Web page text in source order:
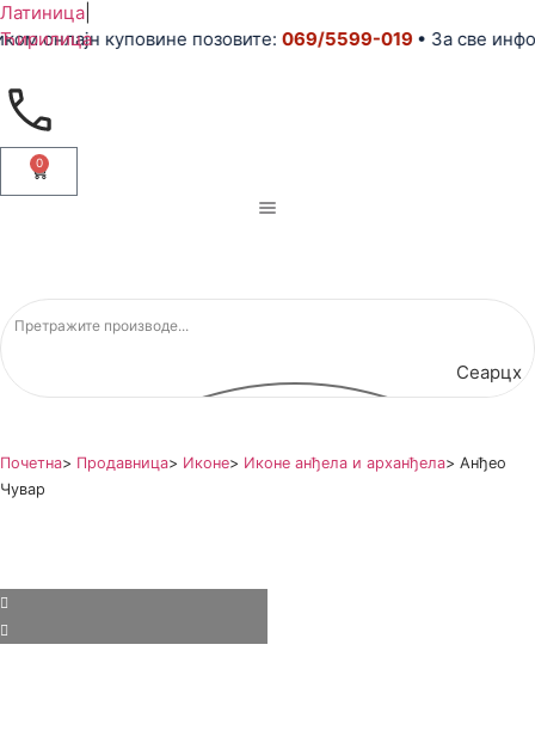
Латиница
Ћирилица
онлајн куповине позовите:069/5599-019• За све
0
Сеарцх
Почетна> Продавница> Иконе> Иконе анђела и арханђела> Анђео
Чувар